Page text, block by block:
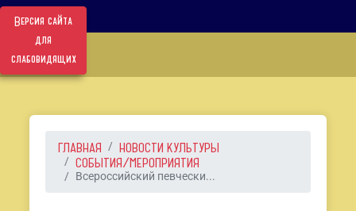
Версия сайта
для
слабовидящих
ГЛАВНАЯ
НОВОСТИ КУЛЬТУРЫ
СОБЫТИЯ/МЕРОПРИЯТИЯ
Всероссийский певчески...